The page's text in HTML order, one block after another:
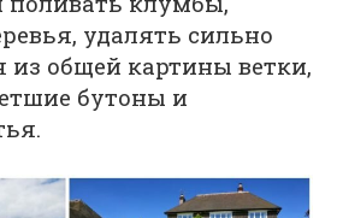
удалять сильно
общей картины ветки,
бутоны и